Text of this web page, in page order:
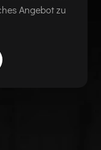
Angebot zu